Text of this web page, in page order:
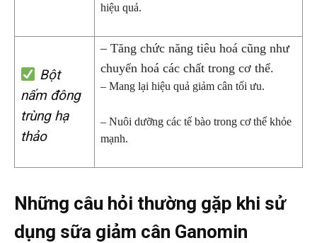
hiệu quả.
Bột
nấm đông
trùng hạ
thảo
– Tăng chức năng tiêu hoá cũng như
chuyển hoá các chất trong cơ thể.
– Mang lại hiệu quả giảm cân tối ưu.
– Nuôi dưỡng các tế bào trong cơ thể khỏe
mạnh.
Những câu hỏi thường gặp khi sử
dụng sữa giảm cân Ganomin